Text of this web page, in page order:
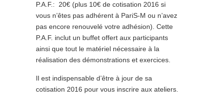
P.A.F.: 20€ (plus 10€ de cotisation 2016 si
vous n’êtes pas adhérent à PariS-M ou n’avez
pas encore renouvelé votre adhésion). Cette
P.A.F. inclut un buffet offert aux participants
ainsi que tout le matériel nécessaire à la
réalisation des démonstrations et exercices.
Il est indispensable d’être à jour de sa
cotisation 2016 pour vous inscrire aux ateliers.